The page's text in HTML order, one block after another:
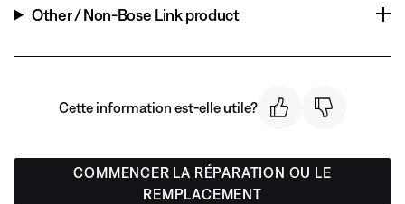
Other / Non-Bose Link product
Cette information est-elle utile?
COMMENCER LA RÉPARATION OU LE
REMPLACEMENT